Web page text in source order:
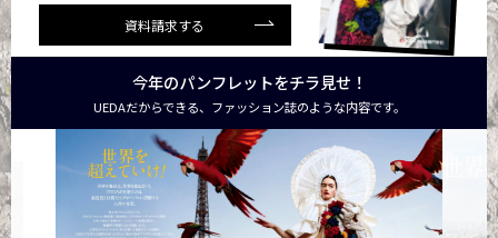
資料請求する
今年のパンフレットをチラ見せ！
UEDAだからできる、ファッション誌のような内容です。